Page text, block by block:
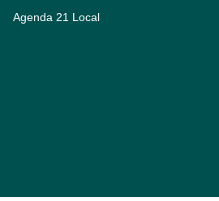
Agenda 21 Local